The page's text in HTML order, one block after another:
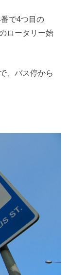
で4つ目の
ロータリー始
、バス停から